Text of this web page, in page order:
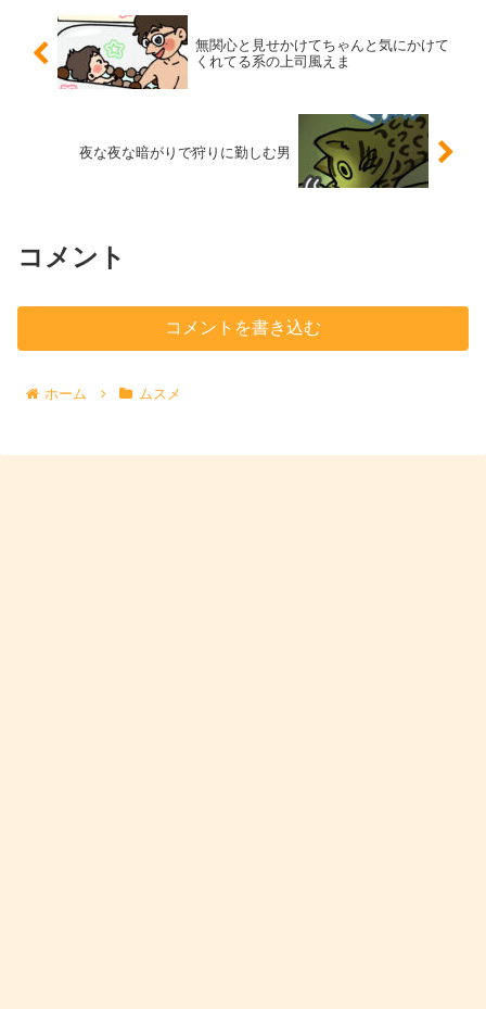
無関心と見せかけてちゃんと気にかけて
くれてる系の上司風えま
夜な夜な暗がりで狩りに勤しむ男
コメント
コメントを書き込む
ホーム ムスメ